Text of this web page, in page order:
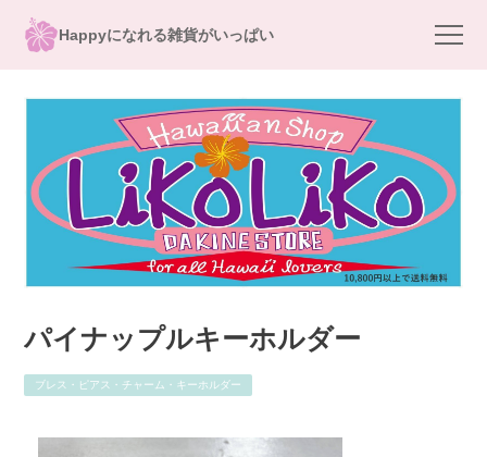
Happyになれる雑貨がいっぱい
パイナップルキーホルダー
ブレス・ピアス・チャーム・キーホルダー